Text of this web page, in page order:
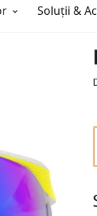
Soluții &